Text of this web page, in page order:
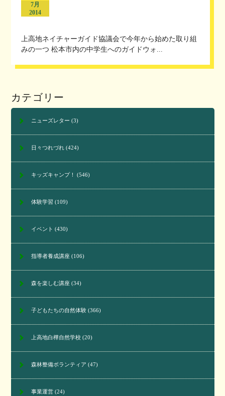
7月
2014
上高地ネイチャーガイド協議会で今年から始めた取り組
みの一つ 松本市内の中学生へのガイドウォ...
カテゴリー
ニューズレター (3)
日々つれづれ(424)
キッズキャンプ！ (546)
体験学習 (109)
イベント (430)
指導者養成講座(106)
森を楽しむ講座(34)
子どもたちの自然体験(366)
上高地白樺自然学校(20)
森林整備ボランティア (47)
事業運営(24)